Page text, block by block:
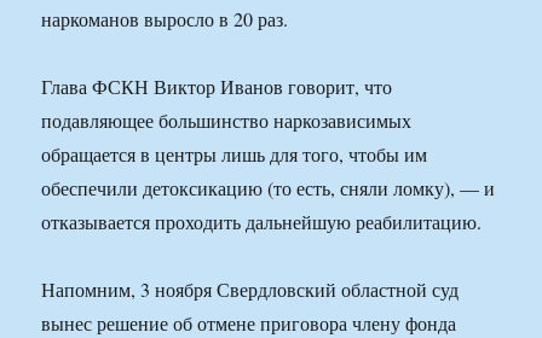
наркоманов выросло в 20 раз.
Глава ФСКН Виктор Иванов говорит, что
подавляющее большинство наркозависимых
обращается в центры лишь для того, чтобы им
обеспечили детоксикацию (то есть, сняли ломку), — и
отказывается проходить дальнейшую реабилитацию.
Напомним, 3 ноября Свердловский областной суд
вынес решение об отмене приговора члену фонда